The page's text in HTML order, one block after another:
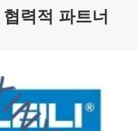
협력적 파트너